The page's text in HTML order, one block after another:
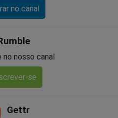
no canal
no nosso canal
se
Gettr